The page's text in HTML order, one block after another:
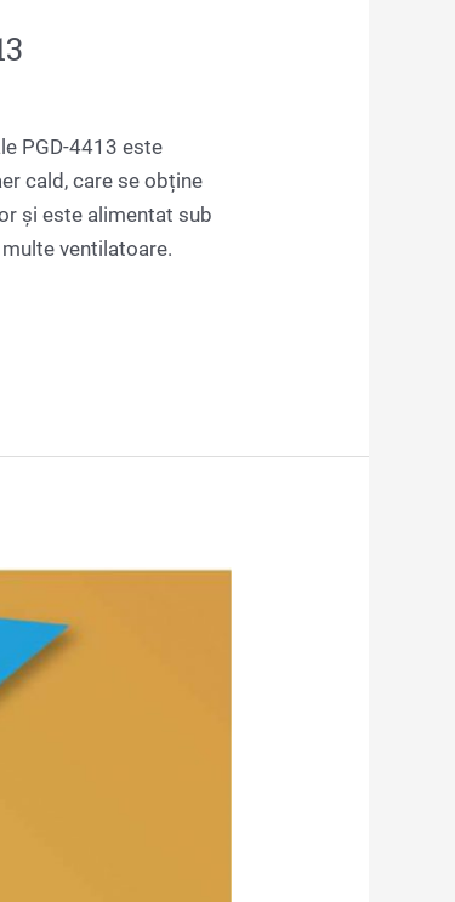
PGD-4413 este
cald, care se obține
și este alimentat sub
ventilatoare.